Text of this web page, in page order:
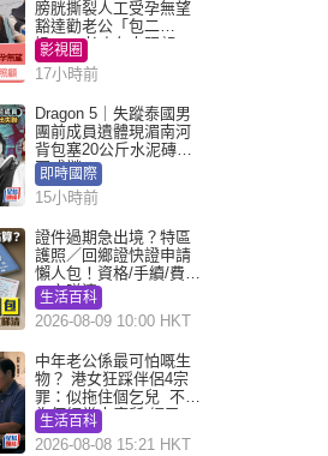
膀胱撕裂人工受孕無望
豁達勸老公「包二
奶」：老咗有人照顧
影視圈
17小時前
Dragon 5｜失蹤泰國男
團前成員遺體現湄南河
背包塞20公斤水泥磚死
因成謎
即時國際
15小時前
證件過期急出境？特區
護照／回鄉證快證申請
懶人包！資格/手續/費用
一文睇清
生活百科
2026-08-09 10:00 HKT
中年老公係最可怕嘅生
物？ 港女狂踩伴侶4宗
罪：似拖住個乞兒 不解
為何經常去廁所 網民一
語道破
生活百科
2026-08-08 15:21 HKT